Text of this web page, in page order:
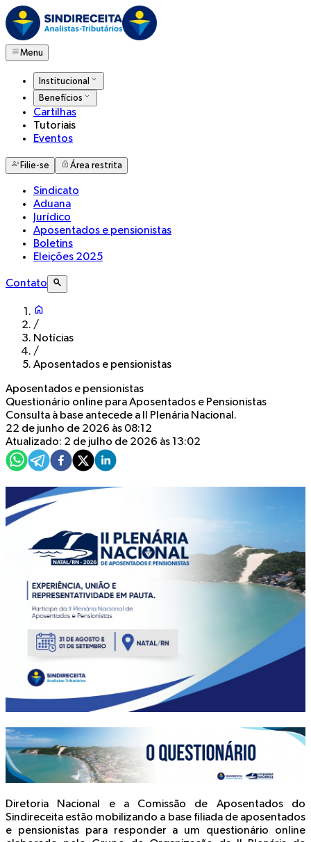
Menu
Institucional
Benefícios
Cartilhas
Tutoriais
Eventos
Filie-se Área restrita
Sindicato
Aduana
Jurídico
Aposentados e pensionistas
Boletins
Eleições 2025
Contato
/
Notícias
/
Aposentados e pensionistas
Aposentados e pensionistas
Questionário online para Aposentados e Pensionistas
Consulta à base antecede a II Plenária Nacional.
22 de junho de 2026 às 08:12
Atualizado: 2 de julho de 2026 às 13:02
Diretoria Nacional e a Comissão de Aposentados do
Sindireceita estão mobilizando a base filiada de aposentados
e pensionistas para responder a um questionário online